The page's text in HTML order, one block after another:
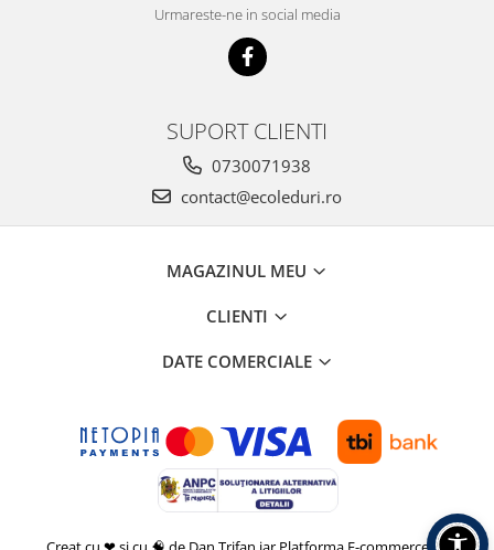
Urmareste-ne in social media
SUPORT CLIENTI
0730071938
contact@ecoleduri.ro
MAGAZINUL MEU
CLIENTI
DATE COMERCIALE